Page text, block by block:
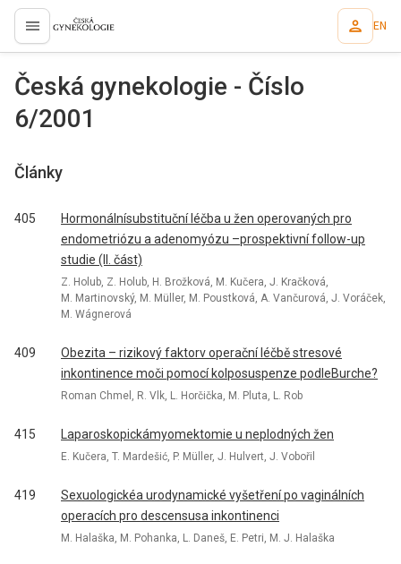
proLékaře.cz EN
Česká gynekologie - Číslo
6/2001
Články
405
Hormonálnísubstituční léčba u žen operovaných pro
endometriózu a adenomyózu –prospektivní follow-up
studie (II. část)
Z. Holub, Z. Holub, H. Brožková, M. Kučera, J. Kračková,
M. Martinovský, M. Müller, M. Poustková, A. Vančurová, J. Voráček,
M. Wágnerová
409
Obezita – rizikový faktorv operační léčbě stresové
inkontinence moči pomocí kolposuspenze podleBurche?
Roman Chmel, R. Vlk, L. Horčička, M. Pluta, L. Rob
415 Laparoskopickámyomektomie u neplodných žen
E. Kučera, T. Mardešić, P. Müller, J. Hulvert, J. Vobořil
419
Sexuologickéa urodynamické vyšetření po vaginálních
operacích pro descensusa inkontinenci
M. Halaška, M. Pohanka, L. Daneš, E. Petri, M. J. Halaška